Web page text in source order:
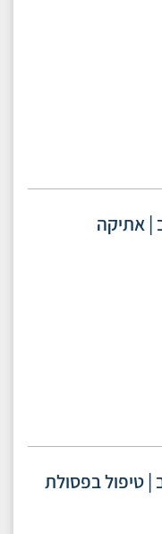
| אתיקה
| טיפול בפסולת